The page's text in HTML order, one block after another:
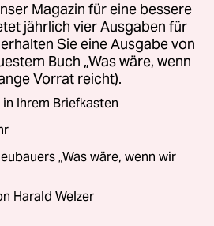
Magazin für eine bessere
jährlich vier Ausgaben für
Sie eine Ausgabe von
Buch „Was wäre, wenn
Vorrat reicht).
Ihrem Briefkasten
„Was wäre, wenn wir
Harald Welzer